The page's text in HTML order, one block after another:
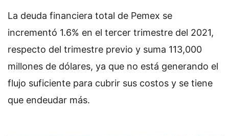
La deuda financiera total de Pemex se
incrementó 1.6% en el tercer trimestre del 2021,
respecto del trimestre previo y suma 113,000
millones de dólares, ya que no está generando el
flujo suficiente para cubrir sus costos y se tiene
que endeudar más.